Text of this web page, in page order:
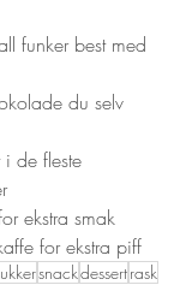
funker best med
du selv
i de fleste
ekstra smak
for ekstra piff
snackdessertrask